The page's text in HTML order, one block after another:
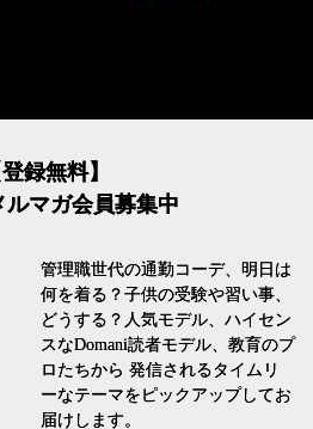
登録無料】
ルマガ会員募集中
管理職世代の通勤コーデ、明日は
何を着る？子供の受験や習い事、
どうする？人気モデル、ハイセン
スなDomani読者モデル、教育のプ
ロたちから 発信されるタイムリ
ーなテーマをピックアップしてお
届けします。